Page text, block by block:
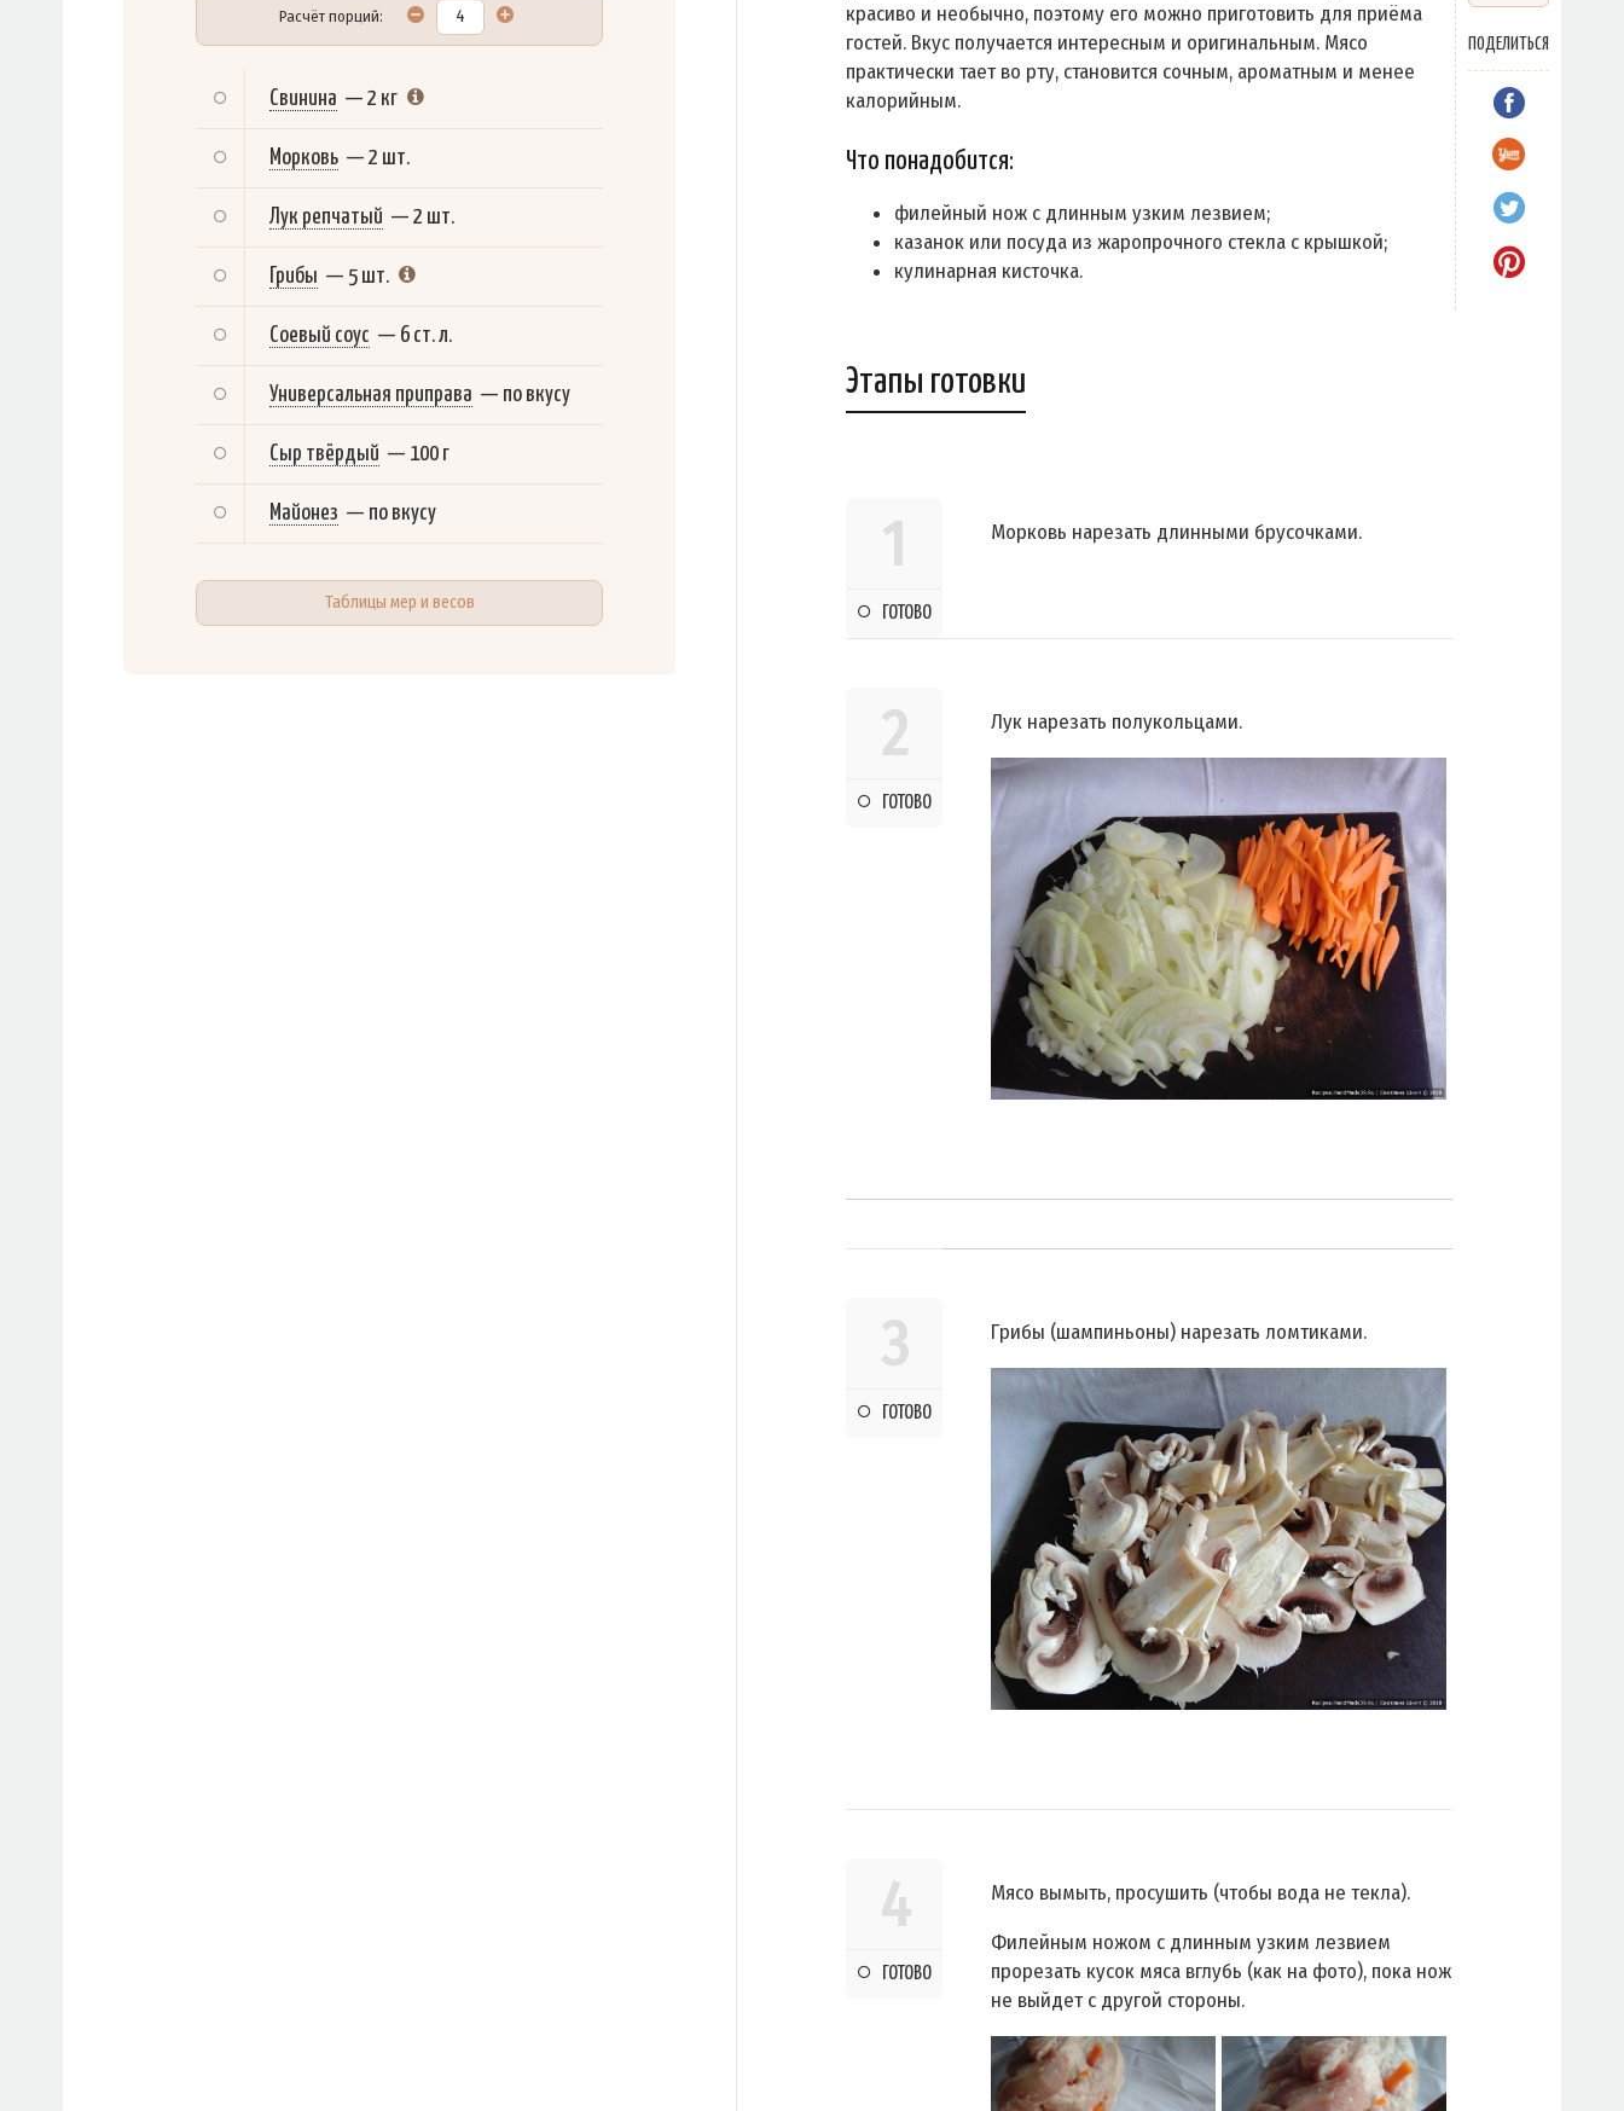
Расчёт порций:
Свинина — 2 кг
Морковь — 2 шт.
Лук репчатый — 2 шт.
Грибы — 5 шт.
Соевый соус — 6 ст. л.
Универсальная приправа — по вкусу
Сыр твёрдый — 100 г
Майонез — по вкусу
Таблицы мер и весов
ПОДЕЛИТЬСЯ
красиво и необычно, поэтому его можно приготовить для приёма
гостей. Вкус получается интересным и оригинальным. Мясо
практически тает во рту, становится сочным, ароматным и менее
калорийным.
Что понадобится:
филейный нож с длинным узким лезвием;
казанок или посуда из жаропрочного стекла с крышкой;
кулинарная кисточка.
Этапы готовки
1
ГОТОВО
Морковь нарезать длинными брусочками.
2
ГОТОВО
Лук нарезать полукольцами.
3
ГОТОВО
Грибы (шампиньоны) нарезать ломтиками.
4
ГОТОВО
Мясо вымыть, просушить (чтобы вода не текла).
Филейным ножом с длинным узким лезвием
прорезать кусок мяса вглубь (как на фото), пока нож
не выйдет с другой стороны.